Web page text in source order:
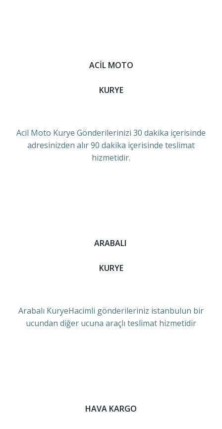
ACİL MOTO
KURYE
Acil Moto Kurye Gönderilerinizi 30 dakika içerisinde
adresinizden alır 90 dakika içerisinde teslimat
hizmetidir.
ARABALI
KURYE
Arabalı KuryeHacimli gönderileriniz istanbulun bir
ucundan diğer ucuna araçlı teslimat hizmetidir
HAVA KARGO